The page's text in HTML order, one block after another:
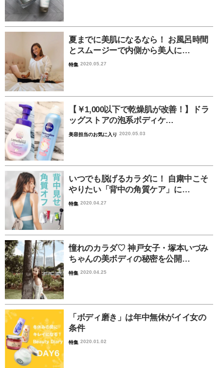
夏までに美肌になるなら！ お風呂時間
とスムージーで内側から美人に…
特集 2020.05.27
【￥1,000以下で乾燥肌が改善！】ドラ
ッグストアの泡系ボディケ…
美容担当のお気に入り 2020.05.03
いつでも脱げるカラダに！ 自粛中こそ
やりたい「背中の角質ケア」に…
特集 2020.04.27
憧れのカラダ♡ 神戸女子・塚本いづみ
ちゃんの美ボディの秘密を公開…
特集 2020.04.25
「ボディ磨き」は年中無休がイイ女の
条件
特集 2020.01.02